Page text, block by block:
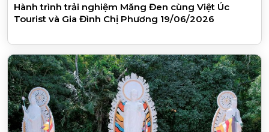
Hành trình trải nghiệm Măng Đen cùng Việt Úc
Tourist và Gia Đình Chị Phương 19/06/2026